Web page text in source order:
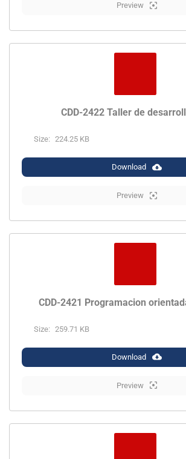
Preview
CDD-2422 Taller de
Size: 224.25 KB
Download
Preview
CDD-2421 Programacion
Size: 259.71 KB
Download
Preview